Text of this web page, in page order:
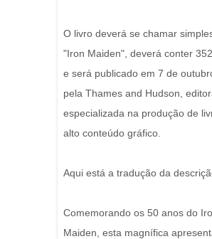
O livro deverá se chamar
"Iron Maiden", deverá conter
e será publicado em 7 de
pela Thames and Hudson,
especializada na produção de
alto conteúdo gráfico.
Aqui está a tradução da
Comemorando os 50 anos do
Maiden, esta magnífica